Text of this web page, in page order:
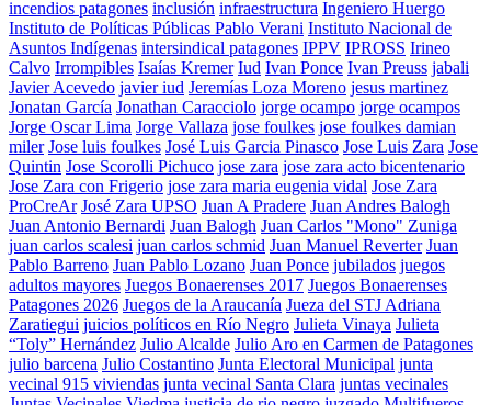
incendios patagones inclusión infraestructura Ingeniero Huergo
Instituto de Políticas Públicas Pablo Verani Instituto Nacional de
Asuntos Indígenas intersindical patagones IPPV IPROSS Irineo
Calvo Irrompibles Isaías Kremer Iud Ivan Ponce Ivan Preuss jabali
Javier Acevedo javier iud Jeremías Loza Moreno jesus martinez
Jonatan García Jonathan Caracciolo jorge ocampo jorge ocampos
Jorge Oscar Lima Jorge Vallaza jose foulkes jose foulkes damian
miler Jose luis foulkes José Luis Garcia Pinasco Jose Luis Zara Jose
Quintin Jose Scorolli Pichuco jose zara jose zara acto bicentenario
Jose Zara con Frigerio jose zara maria eugenia vidal Jose Zara
ProCreAr José Zara UPSO Juan A Pradere Juan Andres Balogh
Juan Antonio Bernardi Juan Balogh Juan Carlos "Mono" Zuniga
juan carlos scalesi juan carlos schmid Juan Manuel Reverter Juan
Pablo Barreno Juan Pablo Lozano Juan Ponce jubilados juegos
adultos mayores Juegos Bonaerenses 2017 Juegos Bonaerenses
Patagones 2026 Juegos de la Araucanía Jueza del STJ Adriana
Zaratiegui juicios políticos en Río Negro Julieta Vinaya Julieta
“Toly” Hernández Julio Alcalde Julio Aro en Carmen de Patagones
julio barcena Julio Costantino Junta Electoral Municipal junta
vecinal 915 viviendas junta vecinal Santa Clara juntas vecinales